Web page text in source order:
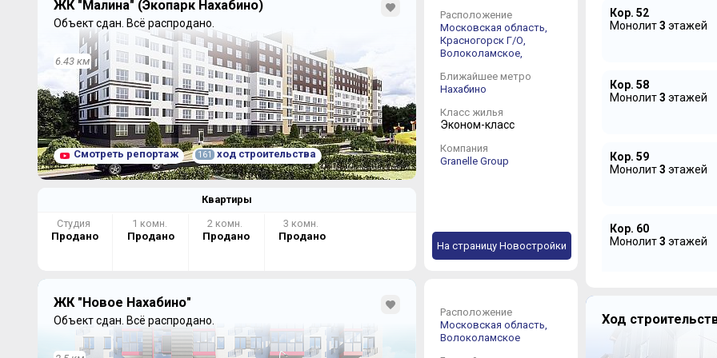
ЖК "Малина" (Экопарк Нахабино)
Объект сдан. Всё распродано.
6.43 км
Смотреть репортаж 161 ход строительства
Квартиры
Студия
Продано
1 комн.
Продано
2 комн.
Продано
3 комн.
Продано
Расположение
Московская область,
Красногорск Г/О,
Волоколамское,
Ближайшее метро
Нахабино
Класс жилья
Эконом-класс
Компания
Granelle Group
На страницу Новостройки
ЖК "Новое Нахабино"
Объект сдан. Всё распродано.
Расположение
Московская область,
Волоколамское
Кор. 52
Монолит3 этажей
Кор. 58
Монолит3 этажей
Кор. 59
Монолит3 этажей
Кор. 60
Монолит3 этажей
Монолит
Ход